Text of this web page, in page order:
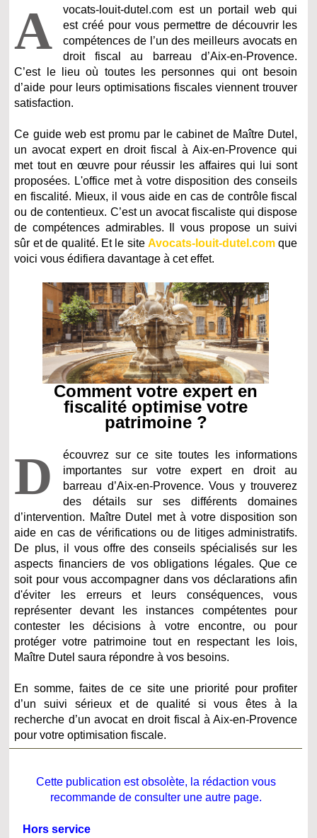
A
vocats-louit-dutel.com est un portail web qui
est créé pour vous permettre de découvrir les
compétences de l’un des meilleurs avocats en
droit fiscal au barreau d’Aix-en-Provence.
C’est le lieu où toutes les personnes qui ont besoin
d’aide pour leurs optimisations fiscales viennent trouver
satisfaction.
Ce guide web est promu par le cabinet de Maître Dutel,
un avocat expert en droit fiscal à Aix-en-Provence qui
met tout en œuvre pour réussir les affaires qui lui sont
proposées. L'office met à votre disposition des conseils
en fiscalité. Mieux, il vous aide en cas de contrôle fiscal
ou de contentieux. C’est un avocat fiscaliste qui dispose
de compétences admirables. Il vous propose un suivi
sûr et de qualité. Et le siteAvocats-louit-dutel.com que
voici vous édifiera davantage à cet effet.
Comment votre expert en
fiscalité optimise votre
patrimoine ?
D
écouvrez sur ce site toutes les informations
importantes sur votre expert en droit au
barreau d’Aix-en-Provence. Vous y trouverez
des détails sur ses différents domaines
d’intervention. Maître Dutel met à votre disposition son
aide en cas de vérifications ou de litiges administratifs.
De plus, il vous offre des conseils spécialisés sur les
aspects financiers de vos obligations légales. Que ce
soit pour vous accompagner dans vos déclarations afin
d'éviter les erreurs et leurs conséquences, vous
représenter devant les instances compétentes pour
contester les décisions à votre encontre, ou pour
protéger votre patrimoine tout en respectant les lois,
Maître Dutel saura répondre à vos besoins.
En somme, faites de ce site une priorité pour profiter
d’un suivi sérieux et de qualité si vous êtes à la
recherche d’un avocat en droit fiscal à Aix-en-Provence
pour votre optimisation fiscale.
Cette publication est obsolète, la rédaction vous
recommande de consulter une autre page.
Hors service